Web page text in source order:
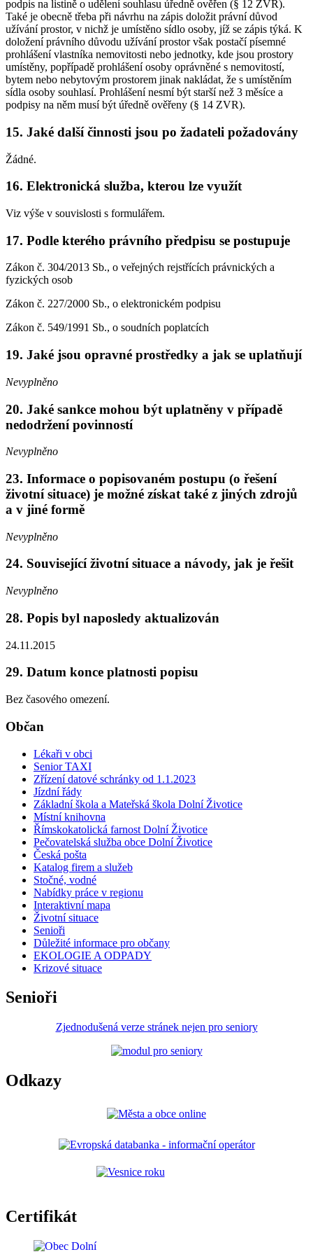
podpis na listině o udělení souhlasu úředně ověřen (§ 12 ZVR).
Také je obecně třeba při návrhu na zápis doložit právní důvod
užívání prostor, v nichž je umístěno sídlo osoby, jíž se zápis týká. K
doložení právního důvodu užívání prostor však postačí písemné
prohlášení vlastníka nemovitosti nebo jednotky, kde jsou prostory
umístěny, popřípadě prohlášení osoby oprávněné s nemovitostí,
bytem nebo nebytovým prostorem jinak nakládat, že s umístěním
sídla osoby souhlasí. Prohlášení nesmí být starší než 3 měsíce a
podpisy na něm musí být úředně ověřeny (§ 14 ZVR).
15. Jaké další činnosti jsou po žadateli požadovány
Žádné.
16. Elektronická služba, kterou lze využít
Viz výše v souvislosti s formulářem.
17. Podle kterého právního předpisu se postupuje
Zákon č. 304/2013 Sb., o veřejných rejstřících právnických a
fyzických osob
Zákon č. 227/2000 Sb., o elektronickém podpisu
Zákon č. 549/1991 Sb., o soudních poplatcích
19. Jaké jsou opravné prostředky a jak se uplatňují
Nevyplněno
20. Jaké sankce mohou být uplatněny v případě
nedodržení povinností
Nevyplněno
23. Informace o popisovaném postupu (o řešení
životní situace) je možné získat také z jiných zdrojů
a v jiné formě
Nevyplněno
24. Související životní situace a návody, jak je řešit
Nevyplněno
28. Popis byl naposledy aktualizován
24.11.2015
29. Datum konce platnosti popisu
Bez časového omezení.
Občan
Lékaři v obci
Senior TAXI
Zřízení datové schránky od 1.1.2023
Jízdní řády
Základní škola a Mateřská škola Dolní Životice
Místní knihovna
Římskokatolická farnost Dolní Životice
Pečovatelská služba obce Dolní Životice
Česká pošta
Katalog firem a služeb
Stočné, vodné
Nabídky práce v regionu
Interaktivní mapa
Životní situace
Senioři
Důležité informace pro občany
EKOLOGIE A ODPADY
Krizové situace
Senioři
Zjednodušená verze stránek nejen pro seniory
Odkazy
Certifikát